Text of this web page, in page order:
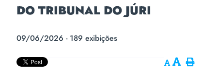
DO TRIBUNAL DO JÚRI
09/06/2026 - 189 exibições